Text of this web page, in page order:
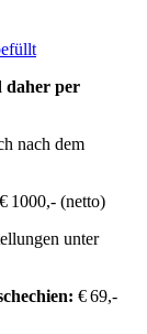
daher per
nach dem
1000,- (netto)
unter
€ 69,-